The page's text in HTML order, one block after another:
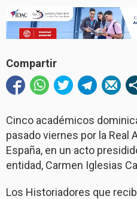
Compartir
Cinco académicos
pasado viernes por la Real
España, en un acto
entidad, Carmen Iglesias
Los Historiadores que